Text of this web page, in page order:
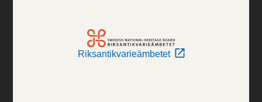
Riksantikvarieämbetet